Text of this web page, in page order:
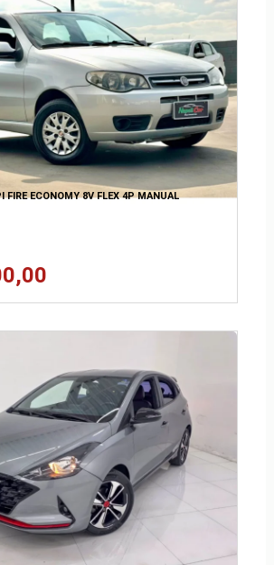
FIRE ECONOMY 8V FLEX 4P MANUAL